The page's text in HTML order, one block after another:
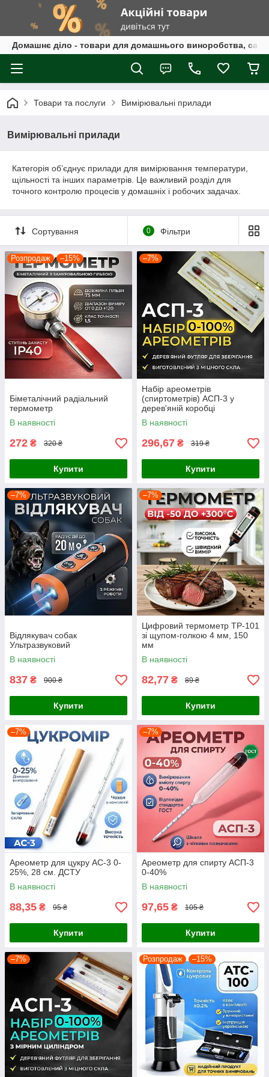
Домашнє діло - товари для домашнього виноробства,
Товари та послуги Вимірювальні прилади
Вимірювальні прилади
Категорія об’єднує прилади для вимірювання температури,
щільності та інших параметрів. Це важливий розділ для
точного контролю процесів у домашніх і робочих задачах.
Сортування 0 Фільтри
Розпродаж –15%
Біметалічний радіальний
термометр
В наявності
272 ₴ 320 ₴
Купити
–7%
Набір ареометрів
(спиртометрів) АСП-3 у
дерев'яній коробці
В наявності
296,67 ₴ 319 ₴
Купити
–7%
Відлякувач собак
Ультразвуковий
В наявності
837 ₴ 900 ₴
Купити
–7%
Цифровий термометр TP-101
зі щупом-голкою 4 мм, 150
мм
В наявності
82,77 ₴ 89 ₴
Купити
–7%
Ареометр для цукру АС-3 0-
25%, 28 см. ДСТУ
В наявності
88,35 ₴ 95 ₴
Купити
–7%
Ареометр для спирту АСП-3
0-40%
В наявності
97,65 ₴ 105 ₴
Купити
–7% Розпродаж –15%